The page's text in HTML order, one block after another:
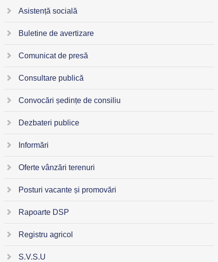
Asistență socială
Buletine de avertizare
Comunicat de presă
Consultare publică
Convocări ședințe de consiliu
Dezbateri publice
Informări
Oferte vânzări terenuri
Posturi vacante și promovări
Rapoarte DSP
Registru agricol
S.V.S.U